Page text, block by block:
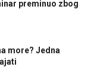
preminuo zbog
more? Jedna